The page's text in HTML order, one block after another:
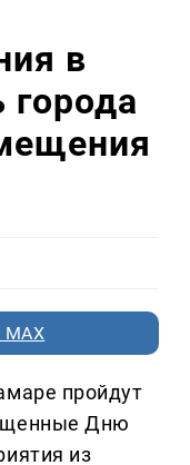
в
MAX
пройдут
Дню
из